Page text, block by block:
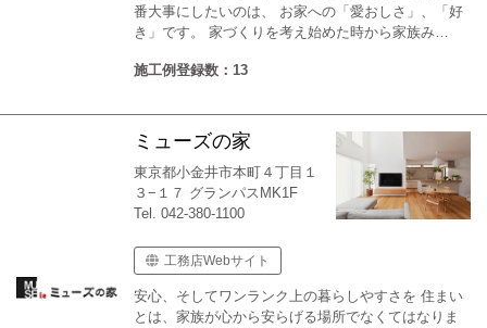
番大事にしたいのは、 お家への「愛おしさ」、「好
き」です。 家づくりを考え始めた時から家族み…
施工例登録数：13
ミューズの家
東京都小金井市本町４丁目１
３−１７ グランパスMK1F
Tel. 042-380-1100
工務店Webサイト
安心、そしてワンランク上の暮らしやすさを 住まい
とは、家族が心から安らげる場所でなくてはなりま